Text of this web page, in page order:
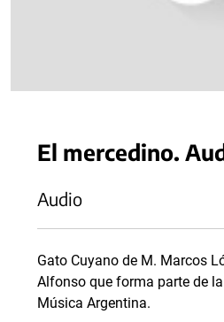
El mercedino.
Audio
Gato Cuyano de M. Marcos
Alfonso que forma parte de
Música Argentina.